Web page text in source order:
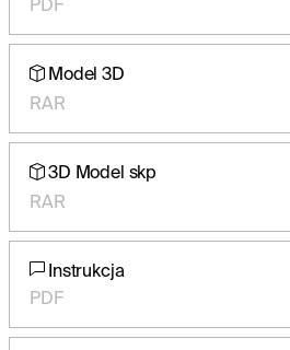
Model 3D
RAR
3D Model skp
RAR
Instrukcja
PDF